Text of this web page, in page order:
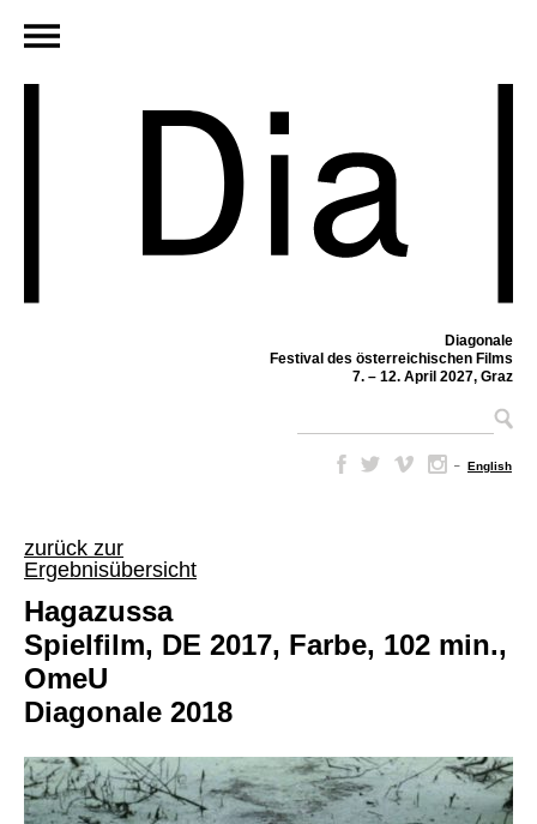
Diagonale
Festival des österreichischen Films
7. – 12. April 2027, Graz
– English
zurück zur
Ergebnisübersicht
Hagazussa
Spielfilm, DE 2017, Farbe, 102 min.,
OmeU
Diagonale 2018